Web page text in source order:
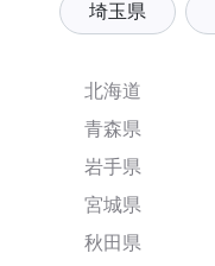
埼玉県
北海道
青森県
岩手県
宮城県
秋田県